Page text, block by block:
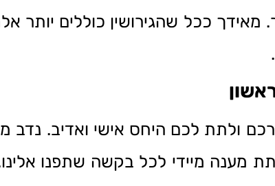
מאידך ככל שהגירושין כוללים יותר
ולתת לכם היחס אישי ואדיב.
מענה מיידי לכל בקשה שתפנו